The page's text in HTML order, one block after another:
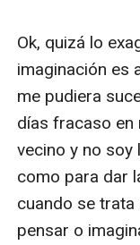
Ok, quizá lo
imaginación es
me pudiera
días fracaso en
vecino y no soy
como para dar
cuando se
pensar o